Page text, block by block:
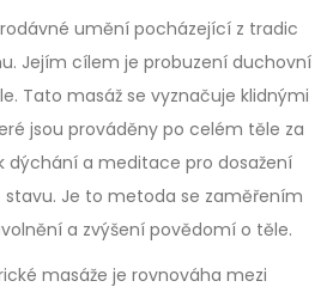
umění pocházející z tradic
Jejím cílem je probuzení duchovní
Tato masáž se vyznačuje klidnými
jsou prováděny po celém těle za
dýchání a meditace pro dosažení
Je to metoda se zaměřením
a zvýšení povědomí o těle.
masáže je rovnováha mezi